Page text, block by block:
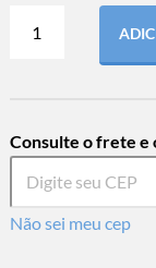
Consulte o frete e
Não sei meu cep